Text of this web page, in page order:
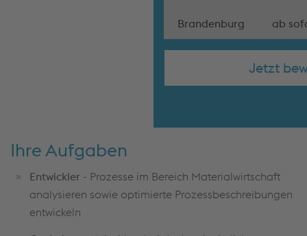
Brandenburg ab
Jetzt
Ihre Aufgaben
Entwickler - Prozesse im Bereich Materialwirtschaft
analysieren sowie optimierte Prozessbeschreibungen
entwickeln